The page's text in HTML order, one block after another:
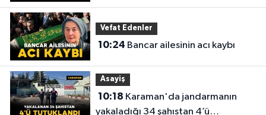
Vefat Edenler
10:24 Bancar ailesinin acı kaybı
Asayiş
10:18
yakaladığı 34 şahıstan 4’ü